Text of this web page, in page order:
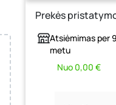
Prekės
Atsiėmimas per
metu
Nuo 0,00 €